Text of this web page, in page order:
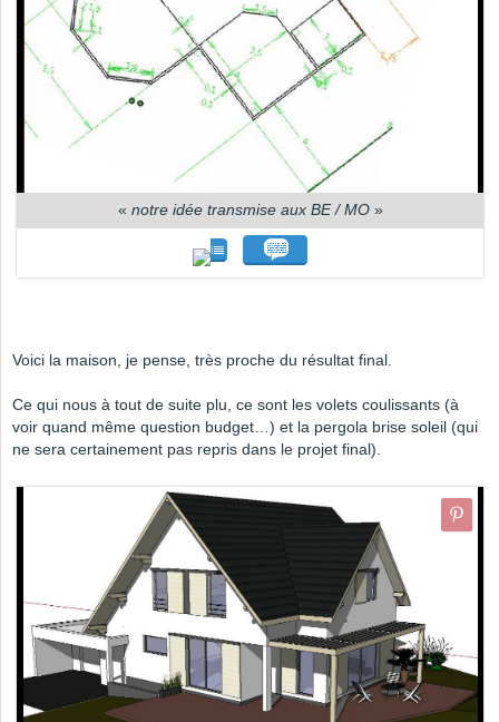
« notre idée transmise aux BE / MO»
Voici la maison, je pense, très proche du résultat final.
Ce qui nous à tout de suite plu, ce sont les volets coulissants (à
voir quand même question budget…) et la pergola brise soleil (qui
ne sera certainement pas repris dans le projet final).